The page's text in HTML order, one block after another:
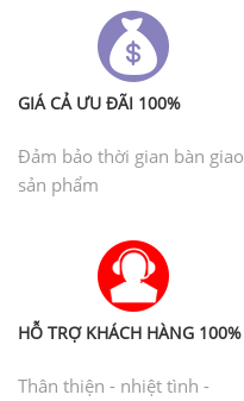
GIÁ CẢ ƯU ĐÃI 100%
Đảm bảo thời gian bàn giao
sản phẩm
HỖ TRỢ KHÁCH HÀNG 100%
Thân thiện - nhiệt tình -